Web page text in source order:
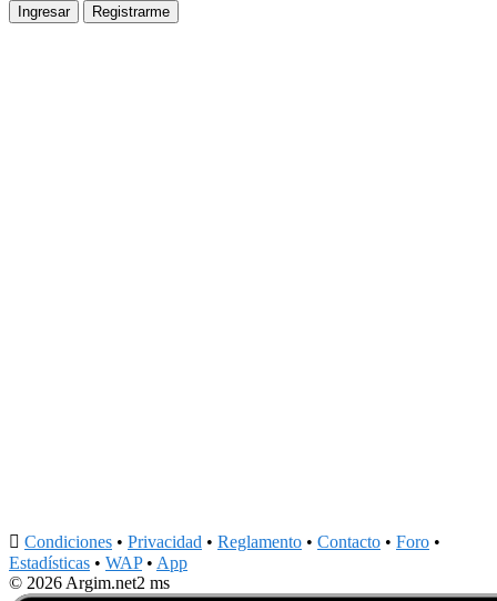
Ingresar Registrarme
 Condiciones • Privacidad • Reglamento • Contacto • Foro •
Estadísticas • WAP• App
© 2026 Argim.net2 ms